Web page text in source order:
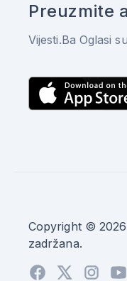
Preuzmite
Vijesti.Ba Oglasi
Copyright © 2026
zadržana.